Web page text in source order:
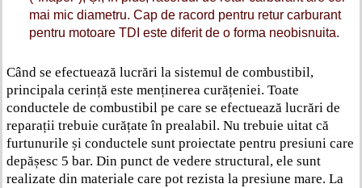
mai mic diametru. Cap de racord pentru retur carburant
pentru motoare TDI este diferit de o forma neobisnuita.
Când se efectuează lucrări la sistemul de combustibil,
principala cerință este menținerea curățeniei. Toate
conductele de combustibil pe care se efectuează lucrări de
reparații trebuie curățate în prealabil. Nu trebuie uitat că
furtunurile și conductele sunt proiectate pentru presiuni care
depășesc 5 bar. Din punct de vedere structural, ele sunt
realizate din materiale care pot rezista la presiune mare. La